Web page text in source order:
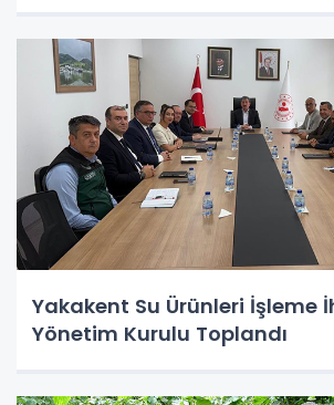
Yakakent Su Ürünleri İşleme
Yönetim Kurulu Toplandı